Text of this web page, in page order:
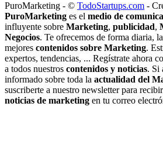
PuroMarketing - © TodoStartups.com -
PuroMarketing es el medio de
influyente sobre Marketing, publicidad,
Negocios. Te ofrecemos de forma diaria,
mejores contenidos sobre Marketing.
expertos, tendencias, ... Regístrate ahora
a todos nuestros contenidos y noticias. Si
informado sobre toda la actualidad del
suscriberte a nuestro newsletter para
noticias de marketing en tu correo